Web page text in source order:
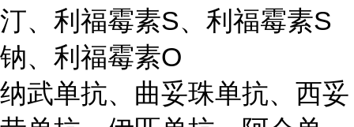
汀、利福霉素S、利福霉素S
钠、利福霉素O
纳武单抗、曲妥珠单抗、西妥